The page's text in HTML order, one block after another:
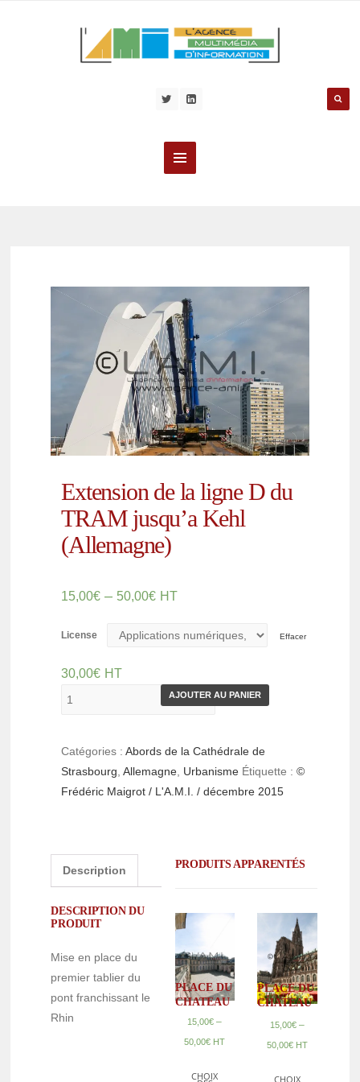
Extension de la ligne D du
TRAM jusqu’a Kehl
(Allemagne)
15,00€ – 50,00€ HT
License Effacer
30,00€ HT
AJOUTER AU PANIER
Catégories :Abords de la Cathédrale de
Strasbourg ,Allemagne Urbanisme Étiquette :©
Frédéric Maigrot / L'A.M.I. / décembre 2015
Description
DESCRIPTION DU
PRODUIT
Mise en place du
premier tablier du
pont franchissant le
Rhin
PRODUITS APPARENTÉS
PLACE DU
CHATEAU
15,00€ –
50,00€ HT
CHOIX
PLACE DU
CHATEAU
15,00€–
50,00€ HT
CHOIX